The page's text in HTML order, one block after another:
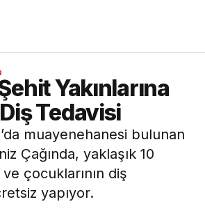
Yakınlarına
Tedavisi
muayenehanesi bulunan
Çağında, yaklaşık 10
çocuklarının diş
yapıyor.